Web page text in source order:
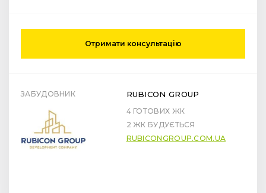
Отримати консультацію
ЗАБУДОВНИК RUBICON GROUP
4 ГОТОВИХ ЖК
2 ЖК БУДУЄТЬСЯ
RUBICONGROUP.COM.UA